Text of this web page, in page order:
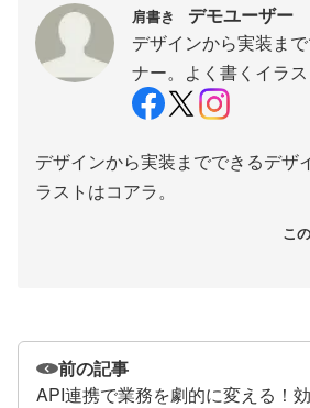
肩書き
デモユーザー
デザインから実装ま
ナー。よく書くイラス
デザインから実装までできるデザ
ラストはコアラ。
こ
前の記事
API連携で業務を劇的に変える！